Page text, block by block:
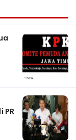
PR